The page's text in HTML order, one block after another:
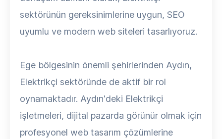
sektörünün gereksinimlerine uygun, SEO
uyumlu ve modern web siteleri tasarlıyoruz.
Ege bölgesinin önemli şehirlerinden Aydın,
Elektrikçi sektöründe de aktif bir rol
oynamaktadır. Aydın'deki Elektrikçi
işletmeleri, dijital pazarda görünür olmak için
profesyonel web tasarım çözümlerine